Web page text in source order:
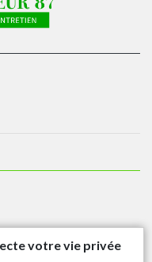
votre vie privée